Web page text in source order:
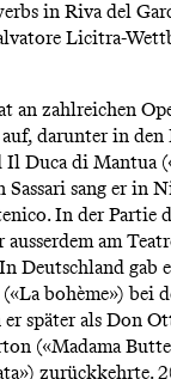
in Riva del
Licitra-
an zahlreichen
darunter in
Il Duca di Mantua
sang er in
In der Partie
am
Deutschland gab
bohème») bei
später als Don
(«Madama
zurückkehrte.